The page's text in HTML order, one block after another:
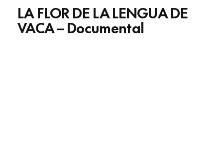
LA FLOR DE LA LENGUA DE
VACA – Documental